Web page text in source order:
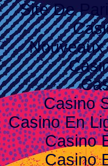
Site De
Casino
Casino En
Casino
Casino